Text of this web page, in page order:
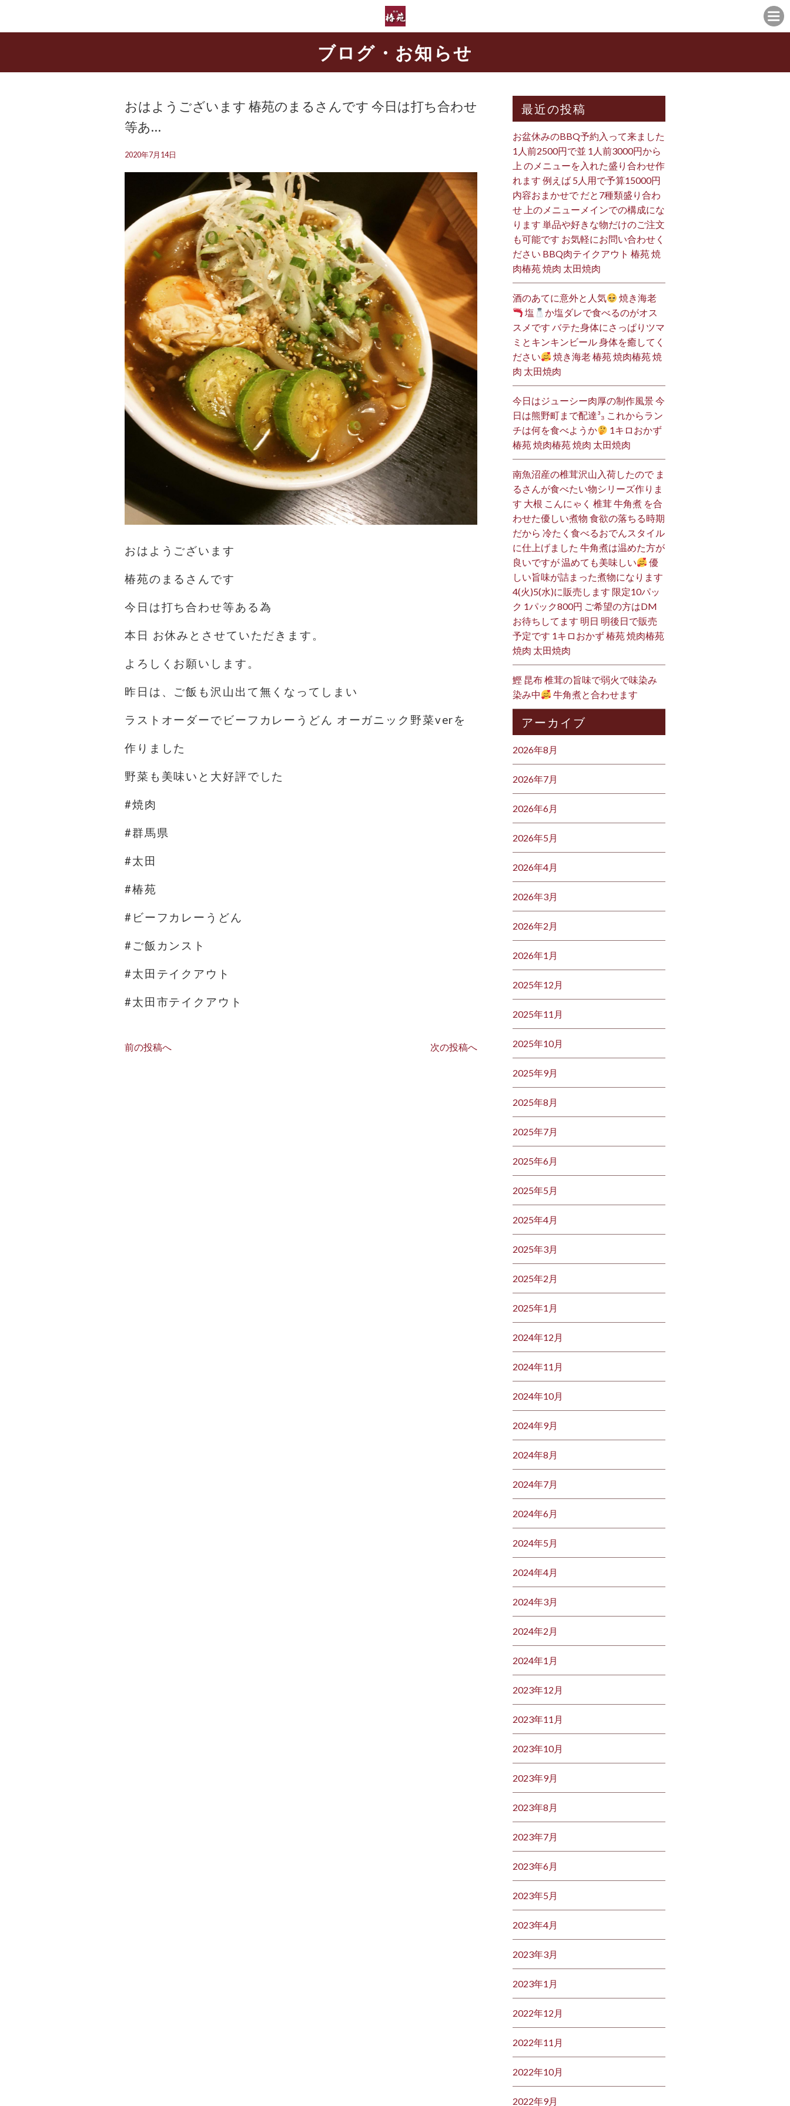
ブログ・お知らせ
おはようございます 椿苑のまるさんです 今日は打ち合わせ
等あ…
2020年7月14日
おはようございます
椿苑のまるさんです
今日は打ち合わせ等ある為
本日 お休みとさせていただきます。
よろしくお願いします。
昨日は、ご飯も沢山出て無くなってしまい
ラストオーダーでビーフカレーうどん オーガニック野菜verを
作りました
野菜も美味いと大好評でした
#焼肉
#群馬県
#太田
#椿苑
#ビーフカレーうどん
#ご飯カンスト
#太田テイクアウト
#太田市テイクアウト
前の投稿へ 次の投稿へ
最近の投稿
お盆休みのBBQ予約入って来ました
1人前2500円で並 1人前3000円から
上 のメニューを入れた盛り合わせ作
れます 例えば 5人用で予算15000円
内容おまかせで だと7種類盛り合わ
せ 上のメニューメインでの構成にな
ります 単品や好きな物だけのご注文
も可能です お気軽にお問い合わせく
ださい BBQ肉テイクアウト 椿苑 焼
肉椿苑 焼肉 太田焼肉
酒のあてに意外と人気
焼き海老
塩
か塩ダレで食べるのがオス
スメです バテた身体にさっぱりツマ
ミとキンキンビール 身体を癒してく
ださい
焼き海老 椿苑 焼肉椿苑 焼
肉 太田焼肉
今日はジューシー肉厚の制作風景 今
日は熊野町まで配達³₃ これからラン
チは何を食べようか
1キロおかず
椿苑 焼肉椿苑 焼肉 太田焼肉
南魚沼産の椎茸沢山入荷したので ま
るさんが食べたい物シリーズ作りま
す 大根 こんにゃく 椎茸 牛角煮 を合
わせた優しい煮物 食欲の落ちる時期
だから 冷たく食べるおでんスタイル
に仕上げました 牛角煮は温めた方が
良いですが 温めても美味しい
優
しい旨味が詰まった煮物になります
4(火)5(水)に販売します 限定10パッ
ク 1パック800円 ご希望の方はDM
お待ちしてます 明日 明後日で販売
予定です 1キロおかず 椿苑 焼肉椿苑
焼肉 太田焼肉
鰹 昆布 椎茸の旨味で弱火で味染み
染み中
牛角煮と合わせます
アーカイブ
2026年8月
2026年7月
2026年6月
2026年5月
2026年4月
2026年3月
2026年2月
2026年1月
2025年12月
2025年11月
2025年10月
2025年9月
2025年8月
2025年7月
2025年6月
2025年5月
2025年4月
2025年3月
2025年2月
2025年1月
2024年12月
2024年11月
2024年10月
2024年9月
2024年8月
2024年7月
2024年6月
2024年5月
2024年4月
2024年3月
2024年2月
2024年1月
2023年12月
2023年11月
2023年10月
2023年9月
2023年8月
2023年7月
2023年6月
2023年5月
2023年4月
2023年3月
2023年1月
2022年12月
2022年11月
2022年10月
2022年9月